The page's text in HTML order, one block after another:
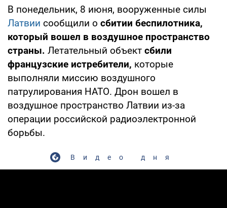
В понедельник, 8 июня, вооруженные силы
Латвии сообщили о сбитии беспилотника,
который вошел в воздушное пространство
страны. Летательный объект сбили
французские истребители, которые
выполняли миссию воздушного
патрулирования НАТО. Дрон вошел в
воздушное пространство Латвии из-за
операции российской радиоэлектронной
борьбы.
Видео дня